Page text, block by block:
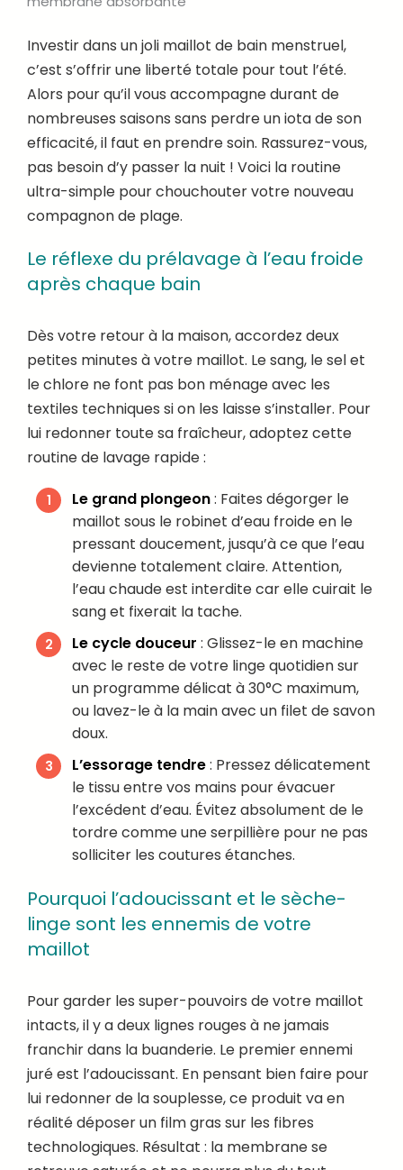
Investir dans un joli maillot de bain menstruel,
c’est s’offrir une liberté totale pour tout l’été.
Alors pour qu’il vous accompagne durant de
nombreuses saisons sans perdre un iota de son
efficacité, il faut en prendre soin. Rassurez-vous,
pas besoin d’y passer la nuit ! Voici la routine
ultra-simple pour chouchouter votre nouveau
compagnon de plage.
Le réflexe du prélavage à l’eau froide
après chaque bain
Dès votre retour à la maison, accordez deux
petites minutes à votre maillot. Le sang, le sel et
le chlore ne font pas bon ménage avec les
textiles techniques si on les laisse s’installer. Pour
lui redonner toute sa fraîcheur, adoptez cette
routine de lavage rapide :
Le grand plongeon: Faites dégorger le
maillot sous le robinet d’eau froide en le
pressant doucement, jusqu’à ce que l’eau
devienne totalement claire. Attention,
l’eau chaude est interdite car elle cuirait le
sang et fixerait la tache.
Le cycle douceur : Glissez-le en machine
avec le reste de votre linge quotidien sur
un programme délicat à 30°C maximum,
ou lavez-le à la main avec un filet de savon
doux.
L’essorage tendre: Pressez délicatement
le tissu entre vos mains pour évacuer
l’excédent d’eau. Évitez absolument de le
tordre comme une serpillière pour ne pas
solliciter les coutures étanches.
Pourquoi l’adoucissant et le sèche-
linge sont les ennemis de votre
maillot
Pour garder les super-pouvoirs de votre maillot
intacts, il y a deux lignes rouges à ne jamais
franchir dans la buanderie. Le premier ennemi
juré est l’adoucissant. En pensant bien faire pour
lui redonner de la souplesse, ce produit va en
réalité déposer un film gras sur les fibres
technologiques. Résultat : la membrane se